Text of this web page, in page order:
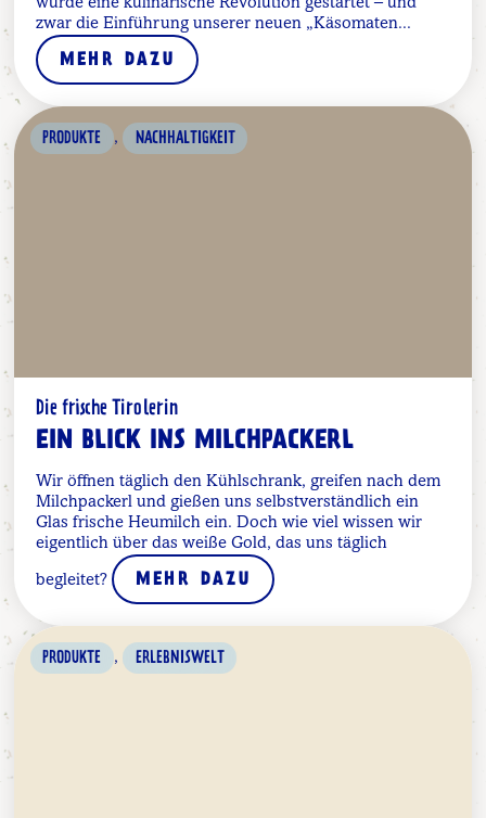
zwar die Einführung unserer neuen „Käsomaten...
MEHR DAZU
PRODUKTE , NACHHALTIGKEIT
Die frische Tirolerin
EIN BLICK INS MILCHPACKERL
Wir öffnen täglich den Kühlschrank, greifen nach dem
Milchpackerl und gießen uns selbstverständlich ein
Glas frische Heumilch ein. Doch wie viel wissen wir
eigentlich über das weiße Gold, das uns täglich
begleitet? MEHR DAZU
PRODUKTE , ERLEBNISWELT